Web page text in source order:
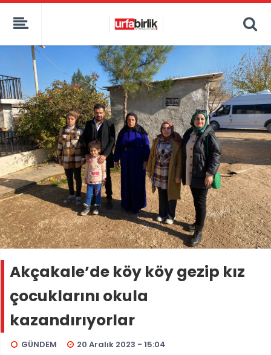
Akçakale’de köy köy gezip kız
çocuklarını okula
kazandırıyorlar
GÜNDEM 20 Aralık 2023 - 15:04